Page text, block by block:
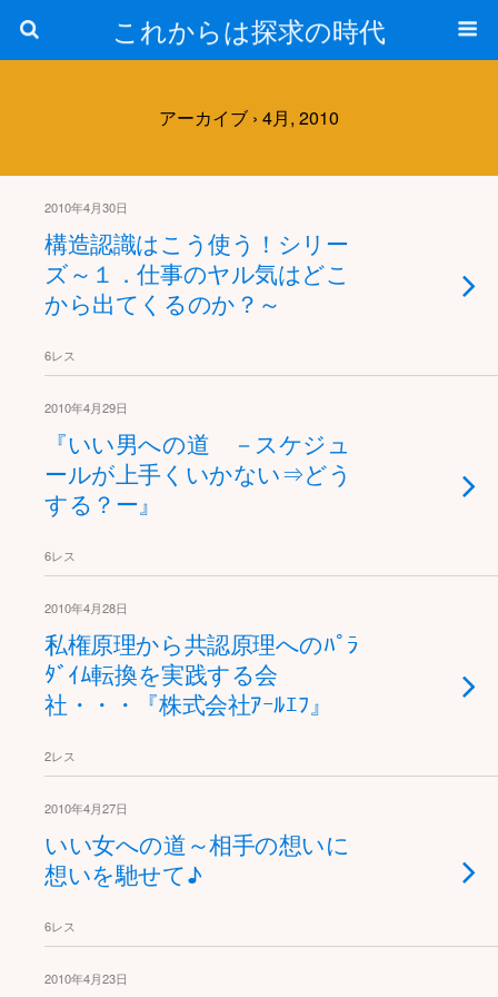
これからは探求の時代
アーカイブ › 4月, 2010
2010年4月30日
構造認識はこう使う！シリー
ズ～１．仕事のヤル気はどこ
から出てくるのか？～
6レス
2010年4月29日
『いい男への道 －スケジュ
ールが上手くいかない⇒どう
する？ー』
6レス
2010年4月28日
私権原理から共認原理へのﾊﾟﾗ
ﾀﾞｲﾑ転換を実践する会
社・・・『株式会社ｱｰﾙｴﾌ』
2レス
2010年4月27日
いい女への道～相手の想いに
想いを馳せて♪
6レス
2010年4月23日